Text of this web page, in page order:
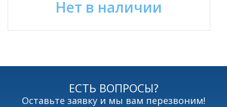
Нет в наличии
ЕСТЬ ВОПРОСЫ?
Оставьте заявку и мы вам перезвоним!